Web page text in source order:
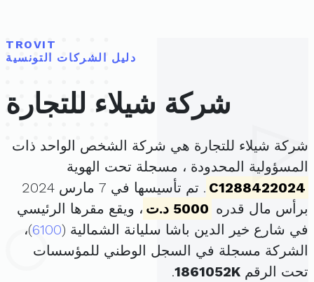
TROVIT
دليل الشركات التونسية
شركة شيلاء للتجارة
شركة شيلاء للتجارة هي شركة الشخص الواحد ذات
المسؤولية المحدودة ، مسجلة تحت الهوية
C1288422024
. تم تأسيسها في 7 مارس 2024
برأس مال قدره 5000 د.ت
، ويقع مقرها الرئيسي
في شارع خير الدين باشا سليانة الشمالية (6100)،
الشركة مسجلة في السجل الوطني للمؤسسات
تحت الرقم 1861052K
.